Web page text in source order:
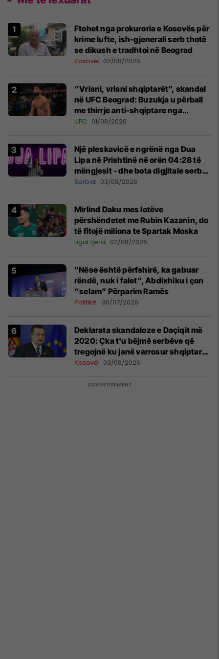
Ftohet nga prokuroria e Kosovës për
krime lufte, ish-gjenerali serb thotë
se dikush e tradhtoi në Beograd
Kosovë 02/08/2026
“Vrisni, vrisni shqiptarët”, skandal
në UFC Beograd: Buzukja u përball
me thirrje anti-shqiptare nga
tribunat
UFC 01/08/2026
Një pleskavicë e ngrënë nga Dua
Lipa në Prishtinë në orën 04:28 të
mëngjesit - dhe bota digjitale serbe
shpall gjendjen e luftës
Serbia 03/08/2026
Mirlind Daku mes lotëve
përshëndetet me Rubin Kazanin, do
të fitojë miliona te Spartak Moska
Ligat tjera 02/08/2026
"Nëse është përfshirë, ka gabuar
rëndë, nuk i falet", Abdixhiku i çon
“selam” Përparim Ramës
Politikë 30/07/2026
​Deklarata skandaloze e Daçiqit më
2020: Çka t'u bëjmë serbëve që
tregojnë ku janë varrosur shqiptarët
në Serbi
Kosovë 03/08/2026